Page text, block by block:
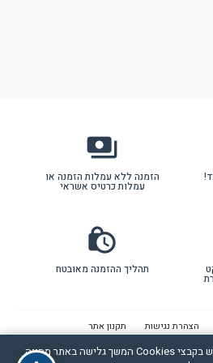
payments
הזמנה ללא עמלות הזמנה או
עמלות כרטיס אשראי
lock_clock
תהליך ההזמנה מאובטח
הצהרת נגישות תקנון אתר
לידיעתך, באתר זה נעשה שימוש בקבצי Cookies המשך גלישה באתר מהווה